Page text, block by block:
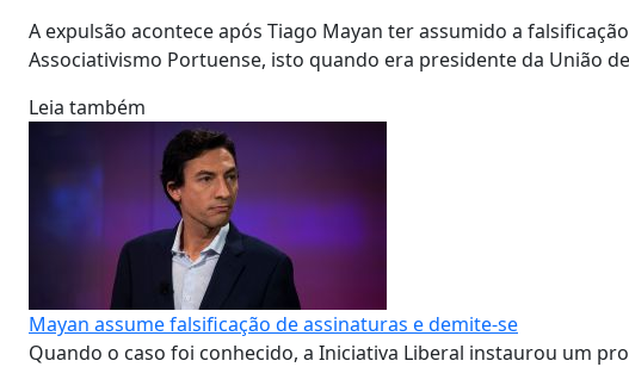
A expulsão acontece após Tiago Mayan ter assumido a
Associativismo Portuense, isto quando era presidente da União
Leia também
Mayan assume falsificação de assinaturas e demite-se
Quando o caso foi conhecido, a Iniciativa Liberal instaurou um